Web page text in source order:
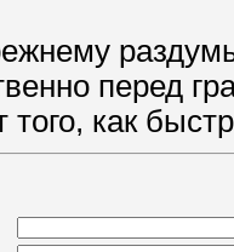
перед
того, как